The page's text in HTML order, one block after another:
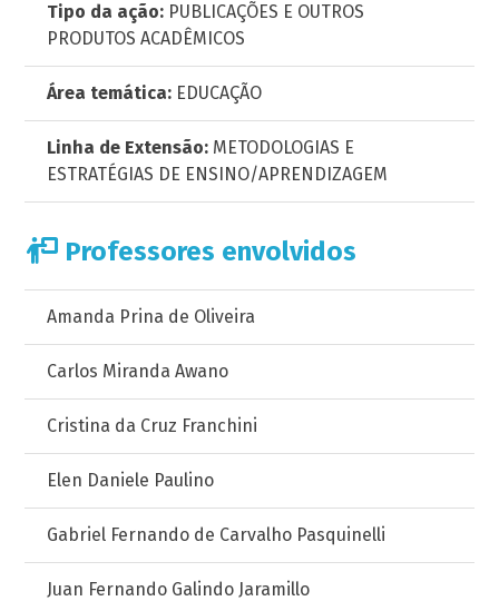
Tipo da ação: PUBLICAÇÕES E OUTROS
PRODUTOS ACADÊMICOS
Área temática: EDUCAÇÃO
Linha de Extensão: METODOLOGIAS E
ESTRATÉGIAS DE ENSINO/APRENDIZAGEM
Professores envolvidos
Amanda Prina de Oliveira
Carlos Miranda Awano
Cristina da Cruz Franchini
Elen Daniele Paulino
Gabriel Fernando de Carvalho Pasquinelli
Juan Fernando Galindo Jaramillo